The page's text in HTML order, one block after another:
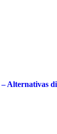
Alternativas